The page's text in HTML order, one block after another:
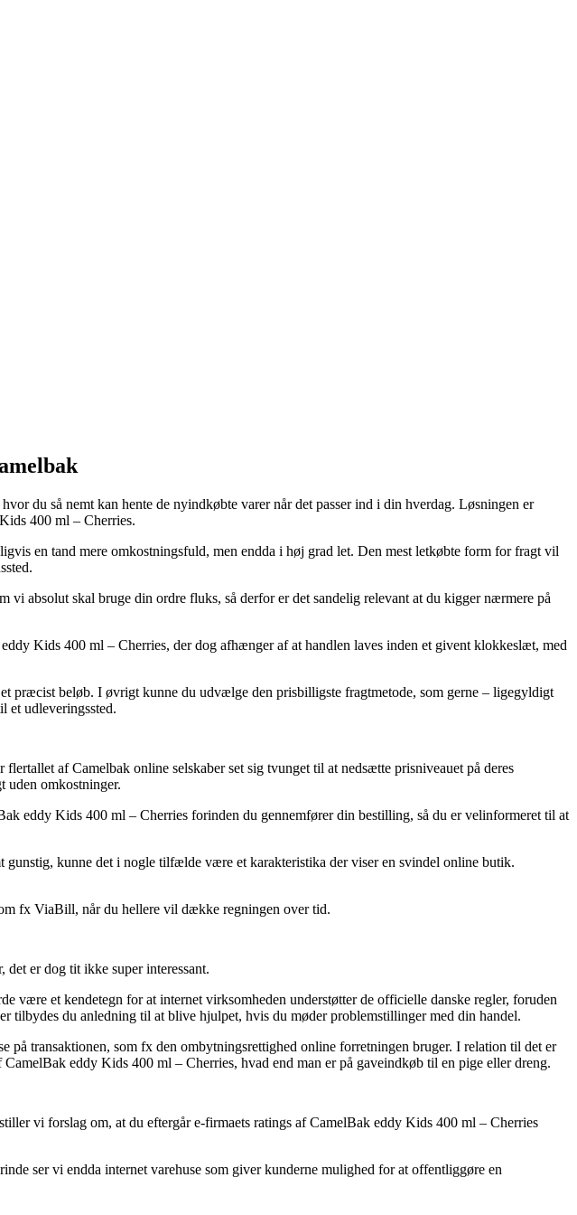
du så nemt kan hente de nyindkøbte varer når det passer ind i din hverdag. Løsningen er
400 ml – Cherries.
en tand mere omkostningsfuld, men endda i høj grad let. Den mest letkøbte form for fragt vil
absolut skal bruge din ordre fluks, så derfor er det sandelig relevant at du kigger nærmere på
Kids 400 ml – Cherries, der dog afhænger af at handlen laves inden et givent klokkeslæt, med
præcist beløb. I øvrigt kunne du udvælge den prisbilligste fragtmetode, som gerne – ligegyldigt
et udleveringssted.
af Camelbak online selskaber set sig tvunget til at nedsætte prisniveauet på deres
uden omkostninger.
eddy Kids 400 ml – Cherries forinden du gennemfører din bestilling, så du er velinformeret til at
kunne det i nogle tilfælde være et karakteristika der viser en svindel online butik.
fx ViaBill, når du hellere vil dække regningen over tid.
er dog tit ikke super interessant.
være et kendetegn for at internet virksomheden understøtter de officielle danske regler, foruden
tilbydes du anledning til at blive hjulpet, hvis du møder problemstillinger med din handel.
transaktionen, som fx den ombytningsrettighed online forretningen bruger. I relation til det er
eddy Kids 400 ml – Cherries, hvad end man er på gaveindkøb til en pige eller dreng.
vi forslag om, at du eftergår e-firmaets ratings af CamelBak eddy Kids 400 ml – Cherries
ser vi endda internet varehuse som giver kunderne mulighed for at offentliggøre en